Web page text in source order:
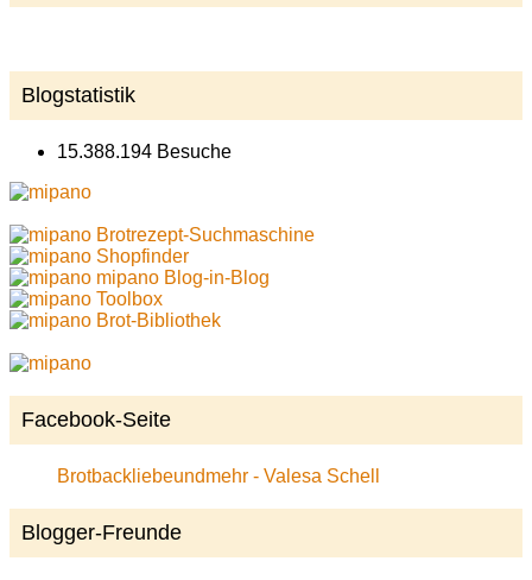
Blogstatistik
15.388.194 Besuche
Brotrezept-Suchmaschine
Shopfinder
mipano Blog-in-Blog
Toolbox
Brot-Bibliothek
Facebook-Seite
Brotbackliebeundmehr - Valesa Schell
Blogger-Freunde